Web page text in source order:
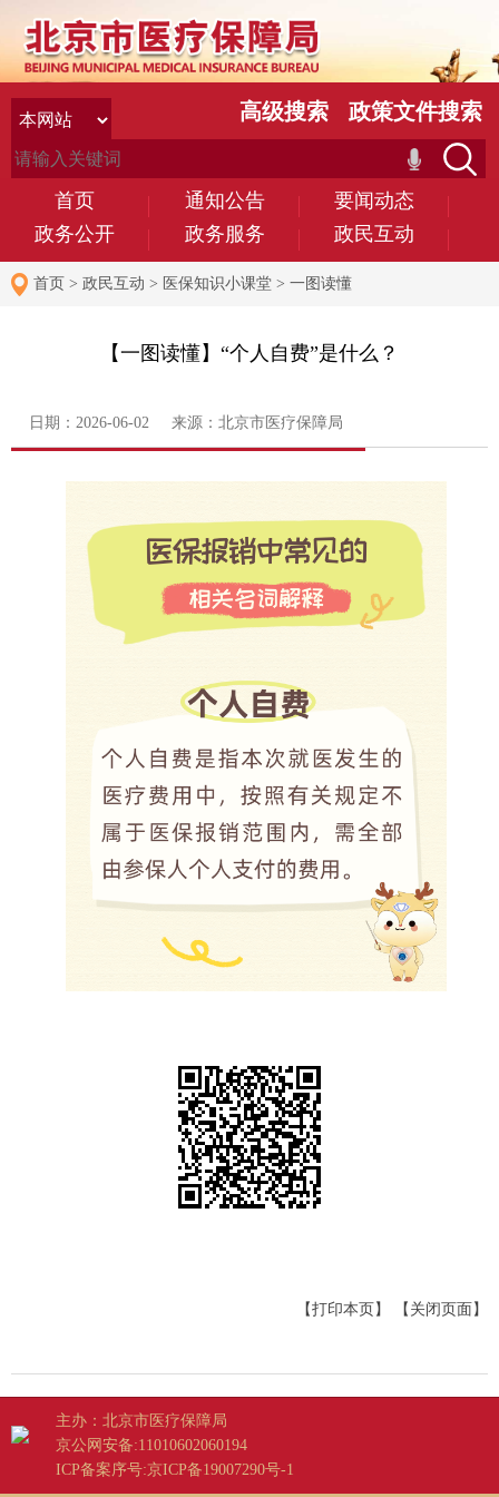
首页 通知公告
要闻动态
政务公开
政务服务 政民互动
高级搜索 政策文件搜索
首页 > 政民互动 > 医保知识小课堂 > 一图读懂
【一图读懂】“个人自费”是什么？
日期：2026-06-02 来源：北京市医疗保障局
【打印本页】 【关闭页面】
主办：北京市医疗保障局
京公网安备:11010602060194
ICP备案序号:京ICP备19007290号-1